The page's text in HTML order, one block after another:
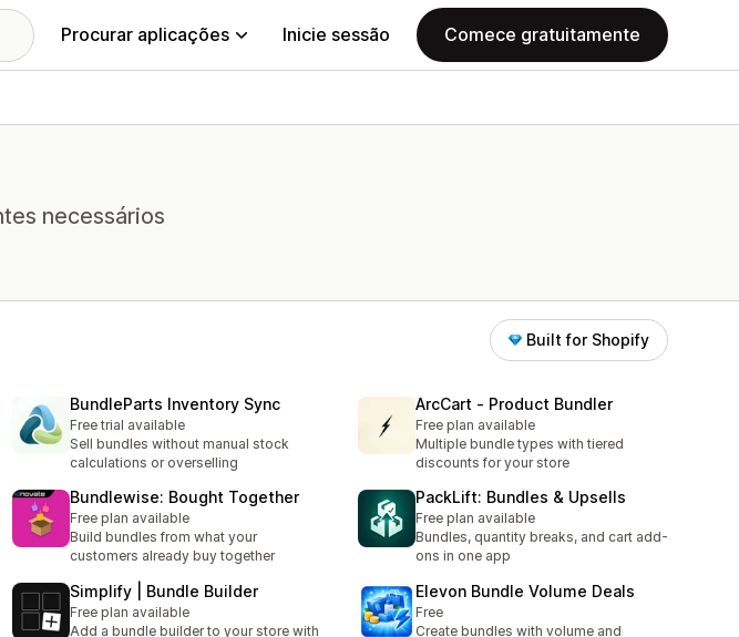
Procurar aplicações Inicie sessão Comece gratuitamente
necessários
Built for Shopify
BundleParts Inventory Sync
Free trial available
Sell bundles without manual stock
calculations or overselling
ArcCart ‑ Product Bundler
Free plan available
Multiple bundle types with tiered
discounts for your store
Bundlewise: Bought Together
Free plan available
Build bundles from what your
customers already buy together
PackLift: Bundles & Upsells
Free plan available
Bundles, quantity breaks, and cart add-
ons in one app
Simplify | Bundle Builder
Free plan available
Add a bundle builder to your store with
Elevon Bundle Volume Deals
Free
Create bundles with volume and